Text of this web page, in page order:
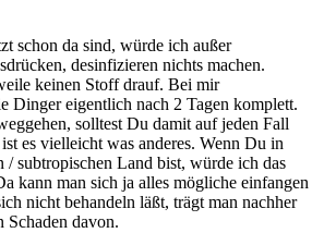
schon da sind, würde ich außer
desinfizieren nichts machen.
keinen Stoff drauf. Bei mir
Dinger eigentlich nach 2 Tagen komplett.
solltest Du damit auf jeden Fall
es vielleicht was anderes. Wenn Du in
/ subtropischen Land bist, würde ich das
kann man sich ja alles mögliche einfangen
nicht behandeln läßt, trägt man nachher
Schaden davon.